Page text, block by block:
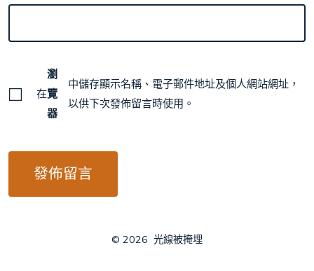
在
瀏
覽
器
中儲存顯示名稱、電子郵件地址及個人網站網址，
以供下次發佈留言時使用。
© 2026 光線被掩埋